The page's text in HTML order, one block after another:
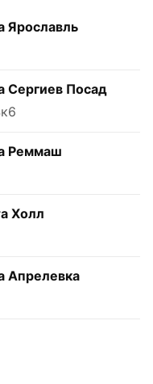
Ярославль
Сергиев Посад
Реммаш
Холл
Апрелевка